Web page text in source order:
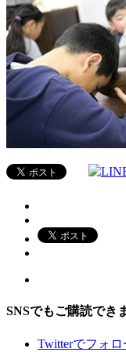
SNSでもご購読でき
Twitterでフォロ